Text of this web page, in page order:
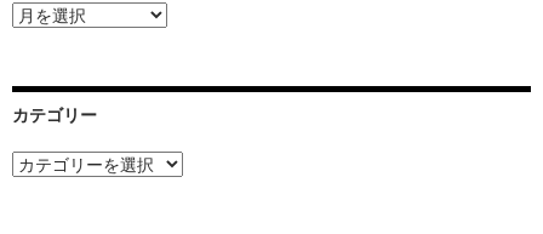
ア
ー
ブ
カテゴリー
カ
テ